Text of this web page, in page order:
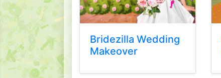
Bridezilla Wedding
Makeover